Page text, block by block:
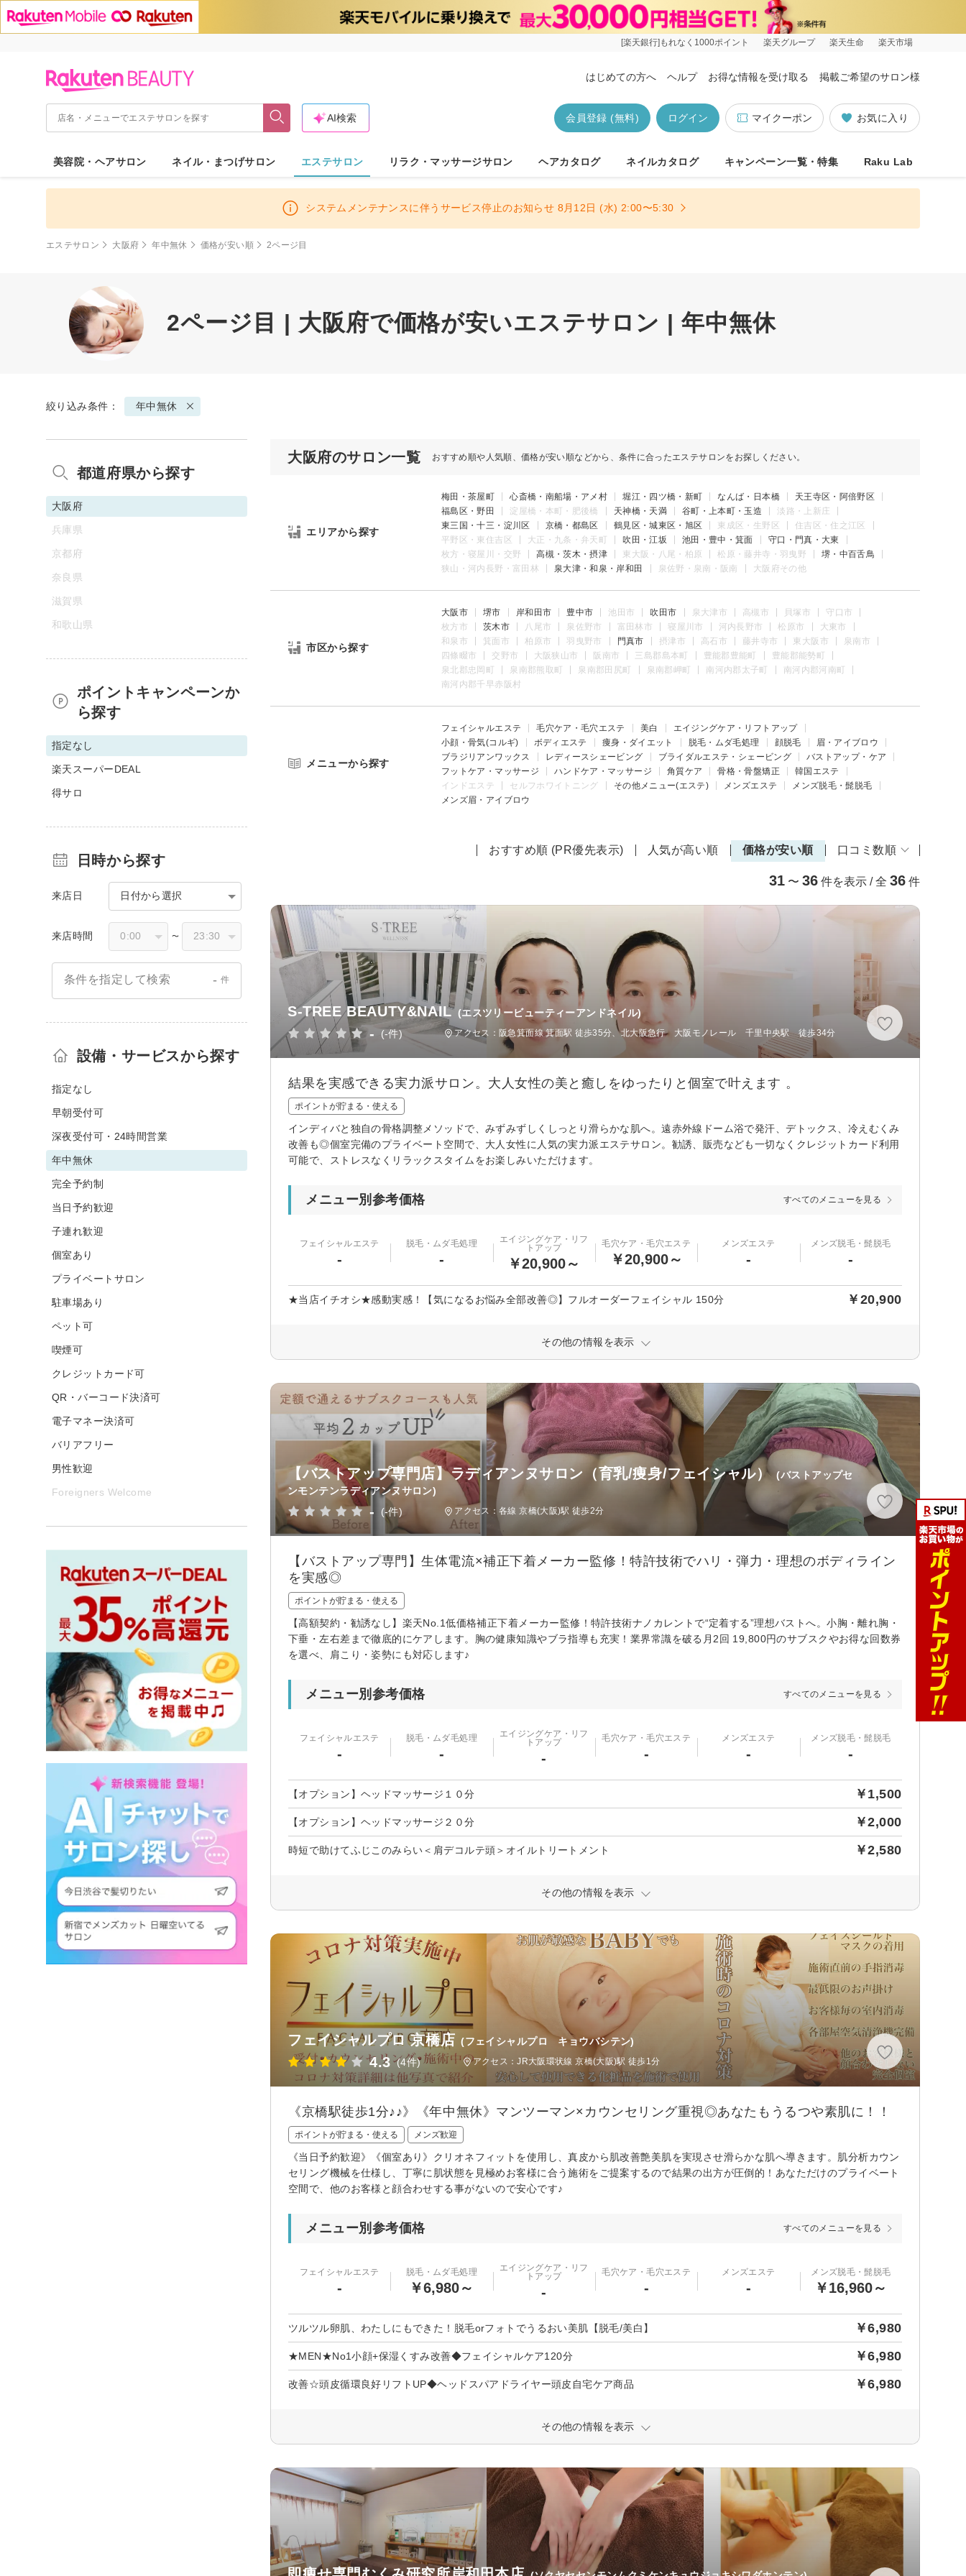
[楽天銀行]もれなく1000ポイント 楽天グループ 楽天生命 楽天市場
はじめての方へ ヘルプ お得な情報を受け取る 掲載ご希望のサロン様
お気に入り
マイクーポン
ログイン
会員登録 (無料)
AI検索
美容院・ヘアサロン ネイル・まつげサロン エステサロン リラク・マッサージサロン ヘアカタログ ネイルカタログ キャンペーン一覧・特集 Raku Lab
システムメンテナンスに伴うサービス停止のお知らせ 8月12日 (水) 2:00〜5:30
エステサロン 大阪府 年中無休 価格が安い順 2ページ目
2ページ目 | 大阪府で価格が安いエステサロン | 年中無休
絞り込み条件： 年中無休
大阪府のサロン一覧 おすすめ順や人気順、価格が安い順などから、条件に合ったエステサロンをお探しください。
エリアから探す
梅田・茶屋町 心斎橋・南船場・アメ村 堀江・四ツ橋・新町 なんば・日本橋
天王寺区・阿倍野区
福島区・野田
淀屋橋・本町・肥後橋 天神橋・天満 谷町・上本町・玉造
淡路・上新庄
東三国・十三・淀川区
京橋・都島区 鶴見区・城東区・旭区 東成区・生野区
住吉区・住之江区
平野区・東住吉区
大正・九条・弁天町 吹田・江坂 池田・豊中・箕面
守口・門真・大東
枚方・寝屋川・交野
高槻・茨木・摂津 東大阪・八尾・柏原 松原・藤井寺・羽曳野
堺・中百舌鳥
狭山・河内長野・富田林
泉大津・和泉・岸和田 泉佐野・泉南・阪南 大阪府その他
市区から探す
大阪市 堺市 岸和田市 豊中市 池田市 吹田市 泉大津市 高槻市 貝塚市
守口市
枚方市
茨木市 八尾市 泉佐野市 富田林市 寝屋川市 河内長野市 松原市
大東市
和泉市
箕面市 柏原市 羽曳野市 門真市 摂津市 高石市 藤井寺市 東大阪市
泉南市
四條畷市
交野市 大阪狭山市 阪南市 三島郡島本町 豊能郡豊能町
豊能郡能勢町
泉北郡忠岡町
泉南郡熊取町 泉南郡田尻町 泉南郡岬町 南河内郡太子町
南河内郡河南町
南河内郡千早赤阪村
メニューから探す
フェイシャルエステ 毛穴ケア・毛穴エステ 美白
エイジングケア・リフトアップ
小顔・骨気(コルギ)
ボディエステ 痩身・ダイエット 脱毛・ムダ毛処理 顔脱毛
眉・アイブロウ
ブラジリアンワックス
レディースシェービング ブライダルエステ・シェービング
バストアップ・ケア
フットケア・マッサージ
ハンドケア・マッサージ 角質ケア 骨格・骨盤矯正
韓国エステ
インドエステ
セルフホワイトニング その他メニュー(エステ) メンズエステ
メンズ脱毛・髭脱毛
メンズ眉・アイブロウ
おすすめ順 (PR優先表示) 人気が高い順 価格が安い順 口コミ数順
31 〜 36 件を表示 / 全 36 件
S-TREE BEAUTY&NAIL (エスツリービューティーアンドネイル)
- (-件) アクセス：阪急箕面線 箕面駅 徒歩35分、北大阪急行 大阪モノレール 千里中央駅 徒歩34分
結果を実感できる実力派サロン。大人女性の美と癒しをゆったりと個室で叶えます 。
ポイントが貯まる・使える
インディバと独自の骨格調整メソッドで、みずみずしくしっとり滑らかな肌へ。遠赤外線ドーム浴で発汗、デトックス、冷えむくみ
改善も◎個室完備のプライベート空間で、大人女性に人気の実力派エステサロン。勧誘、販売なども一切なくクレジットカード利用
可能で、ストレスなくリラックスタイムをお楽しみいただけます。
メニュー別参考価格 すべてのメニューを見る
フェイシャルエステ
-
脱毛・ムダ毛処理
-
エイジングケア・リフ
トアップ
￥20,900～
毛穴ケア・毛穴エステ
￥20,900～
メンズエステ
-
メンズ脱毛・髭脱毛
-
★当店イチオシ★感動実感！【気になるお悩み全部改善◎】フルオーダーフェイシャル 150分 ￥20,900
その他の情報を表示
【バストアップ専門店】ラディアンヌサロン（育乳/痩身/フェイシャル） (バストアップセ
ンモンテンラディアンヌサロン)
- (-件) アクセス：各線 京橋(大阪)駅 徒歩2分
【バストアップ専門】生体電流×補正下着メーカー監修！特許技術でハリ・弾力・理想のボディライン
を実感◎
ポイントが貯まる・使える
【高額契約・勧誘なし】楽天No.1低価格補正下着メーカー監修！特許技術ナノカレントで“定着する”理想バストへ。小胸・離れ胸・
下垂・左右差まで徹底的にケアします。胸の健康知識やブラ指導も充実！業界常識を破る月2回 19,800円のサブスクやお得な回数券
を選べ、肩こり・姿勢にも対応します♪
メニュー別参考価格 すべてのメニューを見る
フェイシャルエステ
-
脱毛・ムダ毛処理
-
エイジングケア・リフ
トアップ
-
毛穴ケア・毛穴エステ
-
メンズエステ
-
メンズ脱毛・髭脱毛
-
【オプション】ヘッドマッサージ１０分 ￥1,500
【オプション】ヘッドマッサージ２０分 ￥2,000
時短で助けてふじこのみらい＜肩デコルテ頭＞オイルトリートメント ￥2,580
その他の情報を表示
フェイシャルプロ 京橋店 (フェイシャルプロ キョウバシテン)
4.3 (4件) アクセス：JR大阪環状線 京橋(大阪)駅 徒歩1分
《京橋駅徒歩1分♪♪》《年中無休》マンツーマン×カウンセリング重視◎あなたもうるつや素肌に！！
ポイントが貯まる・使える メンズ歓迎
《当日予約歓迎》《個室あり》クリオネフィットを使用し、真皮から肌改善艶美肌を実現させ滑らかな肌へ導きます。肌分析カウン
セリング機械を仕様し、丁寧に肌状態を見極めお客様に合う施術をご提案するので結果の出方が圧倒的！あなただけのプライベート
空間で、他のお客様と顔合わせする事がないので安心です♪
メニュー別参考価格 すべてのメニューを見る
フェイシャルエステ
-
脱毛・ムダ毛処理
￥6,980～
エイジングケア・リフ
トアップ
-
毛穴ケア・毛穴エステ
-
メンズエステ
-
メンズ脱毛・髭脱毛
￥16,960～
ツルツル卵肌、わたしにもできた！脱毛orフォトでうるおい美肌【脱毛/美白】 ￥6,980
★MEN★No1小顔+保湿くすみ改善◆フェイシャルケア120分 ￥6,980
改善☆頭皮循環良好リフトUP◆ヘッドスパアドライヤー頭皮自宅ケア商品 ￥6,980
その他の情報を表示
都道府県から探す
大阪府
兵庫県
京都府
奈良県
滋賀県
和歌山県
ポイントキャンペーンか
ら探す
指定なし
楽天スーパーDEAL
得サロ
日時から探す
来店日 日付から選択
来店時間 〜
条件を指定して検索 - 件
設備・サービスから探す
指定なし
早朝受付可
深夜受付可・24時間営業
年中無休
完全予約制
当日予約歓迎
子連れ歓迎
個室あり
プライベートサロン
駐車場あり
ペット可
喫煙可
クレジットカード可
QR・バーコード決済可
電子マネー決済可
バリアフリー
男性歓迎
Foreigners Welcome